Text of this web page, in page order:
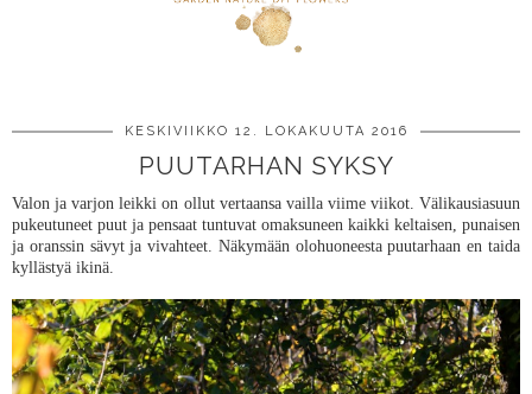
KESKIVIIKKO 12. LOKAKUUTA 2016
PUUTARHAN SYKSY
Valon ja varjon leikki on ollut vertaansa vailla viime viikot. Välikausiasuun
pukeutuneet puut ja pensaat tuntuvat omaksuneen kaikki keltaisen, punaisen
ja oranssin sävyt ja vivahteet. Näkymään olohuoneesta puutarhaan en taida
kyllästyä ikinä.